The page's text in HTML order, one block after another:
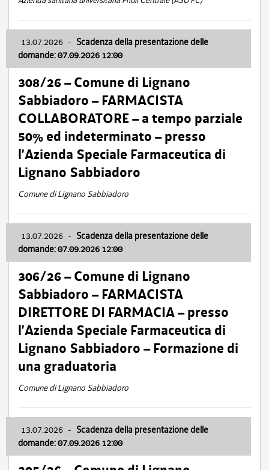
13.07.2026 - Scadenza della presentazione delle
domande: 07.09.2026 12:00
308/26 – Comune di Lignano
Sabbiadoro – FARMACISTA
COLLABORATORE – a tempo parziale
50% ed indeterminato – presso
l’Azienda Speciale Farmaceutica di
Lignano Sabbiadoro
Comune di Lignano Sabbiadoro
13.07.2026 - Scadenza della presentazione delle
domande: 07.09.2026 12:00
306/26 – Comune di Lignano
Sabbiadoro – FARMACISTA
DIRETTORE DI FARMACIA – presso
l’Azienda Speciale Farmaceutica di
Lignano Sabbiadoro – Formazione di
una graduatoria
Comune di Lignano Sabbiadoro
13.07.2026 - Scadenza della presentazione delle
domande: 07.09.2026 12:00